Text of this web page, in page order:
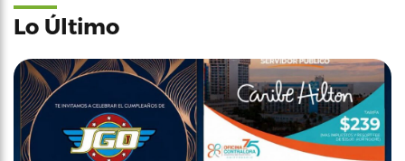
Lo Último